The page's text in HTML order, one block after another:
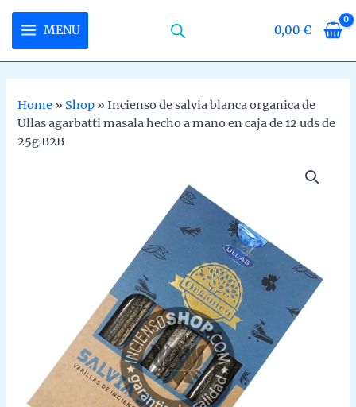
content
MENU 0,00€
Home » Shop »Incienso de salvia blanca organica de
Ullas agarbatti masala hecho a mano en caja de 12 uds de
25g B2B